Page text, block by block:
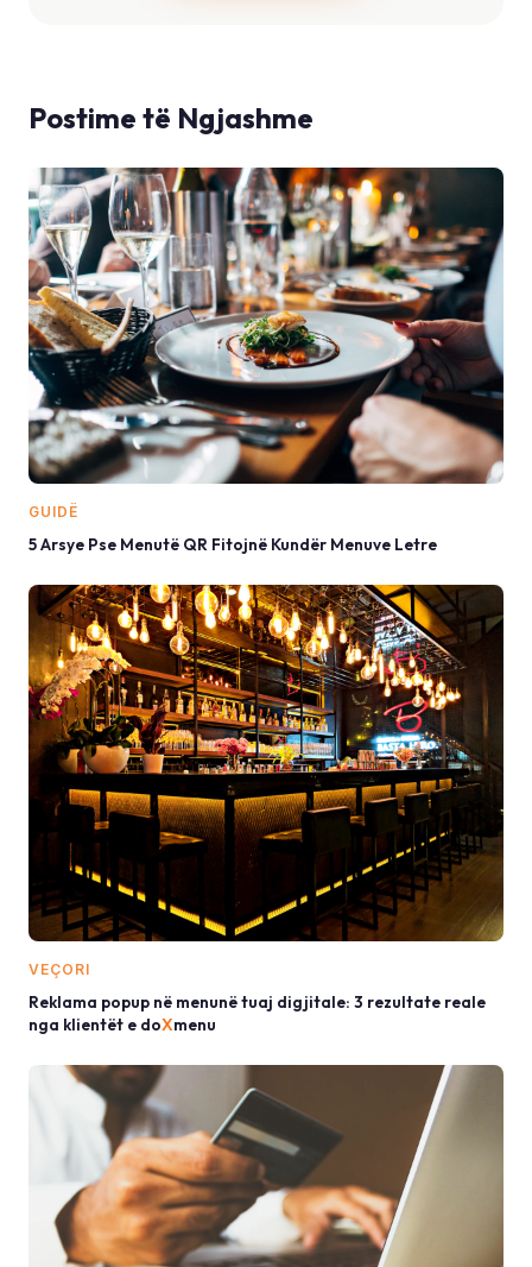
Postime të Ngjashme
GUIDË
5 Arsye Pse Menutë QR Fitojnë Kundër Menuve Letre
VEÇORI
Reklama popup në menunë tuaj digjitale: 3 rezultate reale
nga klientët e doXmenu